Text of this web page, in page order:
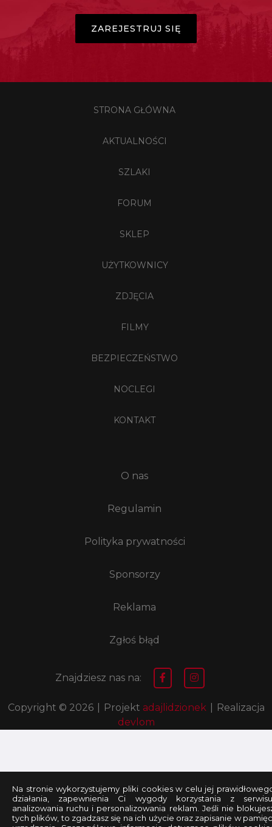
ZAREJESTRUJ SIĘ
STRONA GŁÓWNA
AKTUALNOŚCI
SZLAKI
FORUM
SKLEP
UŻYTKOWNICY
ZDJĘCIA
FILMY
BEZPIECZEŃSTWO
NOCLEGI
KONTAKT
O nas
Regulamin
Polityka prywatności
Sponsorzy
Reklama
Zgłoś błąd
Znajdziesz nas na:
Copyright © 2026 Projekt adajlidzionek
Realizacja
devlom
Na stronie wykorzystujemy pliki cookies w celu jej
działania, zapewnienia Ci wygody korzystania z
analizowania ruchu i personalizowania reklam. Jeśli nie
tych plików, to zgadzasz się na ich użycie oraz zapisanie w